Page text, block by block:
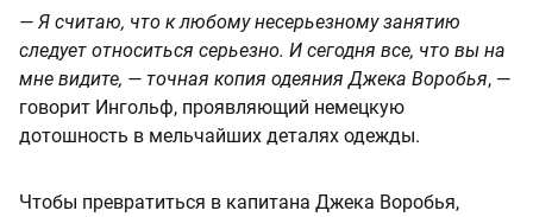
— Я считаю, что к любому несерьезному занятию
следует относиться серьезно. И сегодня все, что вы на
мне видите, — точная копия одеяния Джека Воробья, —
говорит Ингольф, проявляющий немецкую
дотошность в мельчайших деталях одежды.
Чтобы превратиться в капитана Джека Воробья,